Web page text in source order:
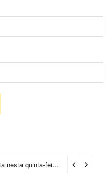
Casa do Benin será reaberta nesta quinta-feira (6) 3 dias ago